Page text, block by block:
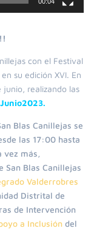
con el Festival
su edición XVI. En
junio, realizando las
Blas Canillejas se
las 17:00 hasta
más,
San Blas Canillejas
Valderrobres
Distrital de
de Intervención
a Inclusióndel